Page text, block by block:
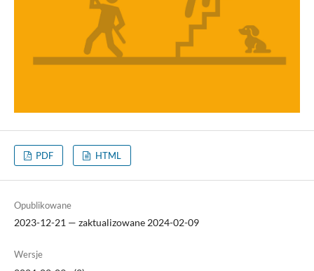
PDF HTML
Opublikowane
2023-12-21 — zaktualizowane 2024-02-09
Wersje